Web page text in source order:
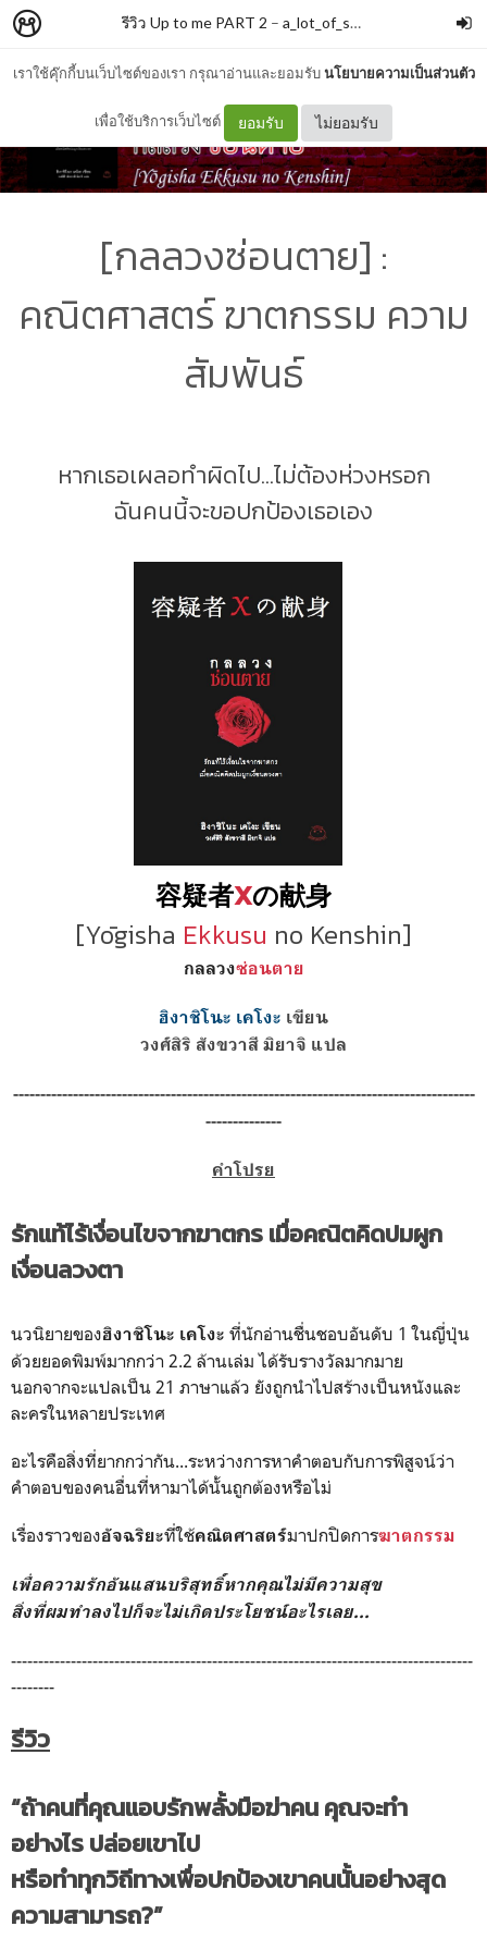
เราใช้คุ๊กกี้บนเว็บไซต์ของเรา กรุณาอ่านและยอมรับนโยบายความเป็นส่วนตัว
เพื่อใช้บริการเว็บไซต์ ยอมรับ ไม่ยอมรับ
รีวิว Up to me PART 2 – a_lot_of_stars
[กลลวงซ่อนตาย] :
คณิตศาสตร์ ฆาตกรรม ความ
สัมพันธ์
หากเธอเผลอทำผิดไป...ไม่ต้องห่วงหรอก
ฉันคนนี้จะขอปกป้องเธอเอง
容疑者Xの献身
[Yōgisha Ekkusu no Kenshin]
กลลวงซ่อนตาย
ฮิงาชิโนะ เคโงะ เขียน
วงศ์สิริ สังขวาสี มิยาจิ แปล
-------------------------------------------------------------------------------------
--------------
คำโปรย
รักแท้ไร้เงื่อนไขจากฆาตกร เมื่อคณิตคิดปมผูก
เงื่อนลวงตา
นวนิยายของฮิงาชิโนะ เคโงะ ที่นักอ่านชื่นชอบอันดับ 1 ในญี่ปุ่น
ด้วยยอดพิมพ์มากกว่า 2.2 ล้านเล่ม ได้รับรางวัลมากมาย
นอกจากจะแปลเป็น 21 ภาษาแล้ว ยังถูกนำไปสร้างเป็นหนังและ
ละครในหลายประเทศ
อะไรคือสิ่งที่ยากกว่ากัน...ระหว่างการหาคำตอบกับการพิสูจน์ว่า
คำตอบของคนอื่นที่หามาได้นั้นถูกต้องหรือไม่
เรื่องราวของอัจฉริยะที่ใช้คณิตศาสตร์มาปกปิดการฆาตกรรม
เพื่อความรักอันแสนบริสุทธิ์หากคุณไม่มีความสุข
สิ่งที่ผมทำลงไปก็จะไม่เกิดประโยชน์อะไรเลย...
-------------------------------------------------------------------------------------
--------
รีวิว
“ถ้าคนที่คุณแอบรักพลั้งมือฆ่าคน คุณจะทำ
อย่างไร ปล่อยเขาไป
หรือทำทุกวิถีทางเพื่อปกป้องเขาคนนั้นอย่างสุด
ความสามารถ?”